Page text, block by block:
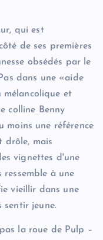
qui est
de ses premières
obsédés par le
dans une «aide
mélancolique et
colline Benny
moins une référence
drôle, mais
vignettes d'une
ressemble à une
vieillir dans une
sentir jeune.
la roue de Pulp –